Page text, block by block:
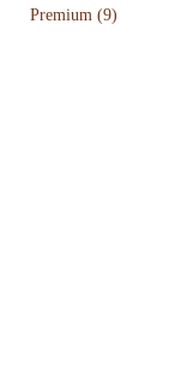
Premium (9)